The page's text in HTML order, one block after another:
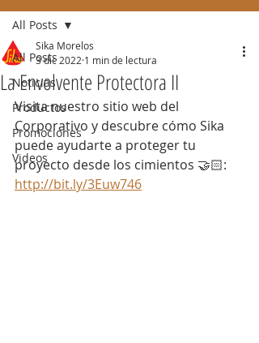
All Posts
Noticias
Productos
Promociones
Videos
All Posts
La Envolvente Protectora II
Sika Morelos
3 dic 2022 1 min de lectura
Visita nuestro sitio web del
Corporativo y descubre cómo Sika
puede ayudarte a proteger tu
proyecto desde los cimientos 🤝🏻:
http://bit.ly/3Euw746